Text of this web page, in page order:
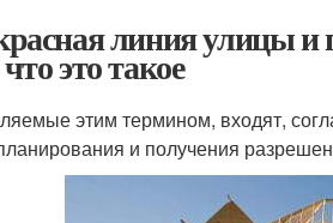
линия улицы и
это такое
этим термином, входят,
и получения